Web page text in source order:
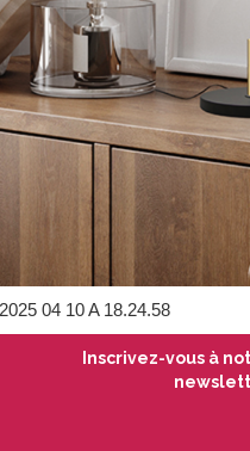
04 10 A 18.24.58
Inscrivez-vous à